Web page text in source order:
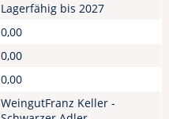
Lagerfähig bis 2027
0,00
0,00
0,00
WeingutFranz Keller -